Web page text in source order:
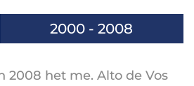
2000 - 2008
2008 het me. Alto de Vos